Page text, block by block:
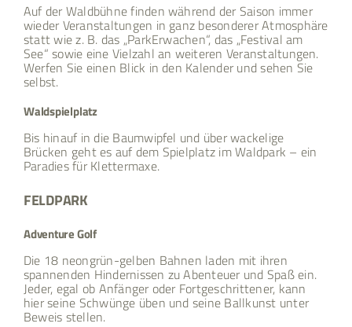
Auf der Waldbühne finden während der Saison immer
wieder Veranstaltungen in ganz besonderer Atmosphäre
statt wie z. B. das „ParkErwachen“, das „Festival am
See“ sowie eine Vielzahl an weiteren Veranstaltungen.
Werfen Sie einen Blick in den Kalender und sehen Sie
selbst.
Waldspielplatz
Bis hinauf in die Baumwipfel und über wackelige
Brücken geht es auf dem Spielplatz im Waldpark – ein
Paradies für Klettermaxe.
FELDPARK
Adventure Golf
Die 18 neongrün-gelben Bahnen laden mit ihren
spannenden Hindernissen zu Abenteuer und Spaß ein.
Jeder, egal ob Anfänger oder Fortgeschrittener, kann
hier seine Schwünge üben und seine Ballkunst unter
Beweis stellen.